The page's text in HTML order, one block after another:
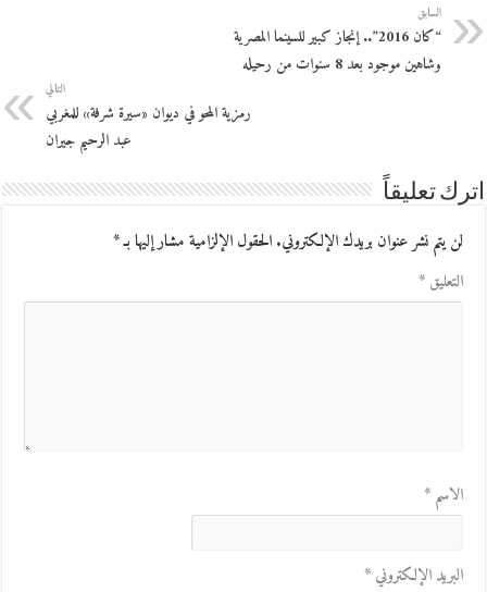
السابق
“كان 2016”.. إنجاز كبير للسينما المصرية
وشاهين موجود بعد 8 سنوات من رحيله
التالي
رمزية المحو في ديوان «سيرة شرفة» للمغربي
عبد الرحيم جيران
اترك تعليقاً
لن يتم نشر عنوان بريدك الإلكتروني.الحقول الإلزامية مشار إليها بـ*
التعليق*
الاسم*
البريد الإلكتروني*